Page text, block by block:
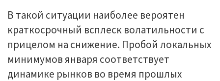
В такой ситуации наиболее вероятен
краткосрочный всплеск волатильности с
прицелом на снижение. Пробой локальных
минимумов января соответствует
динамике рынков во время прошлых